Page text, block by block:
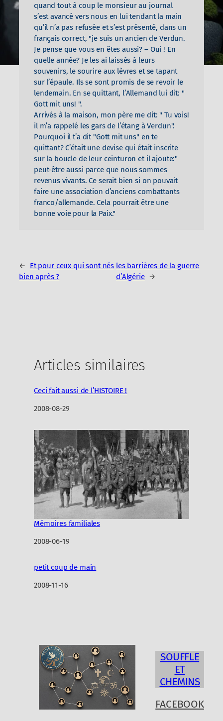
quand tout à coup le monsieur au journal
s’est avancé vers nous en lui tendant la main
qu’il n’a pas refusée et s’est présenté, dans un
français correct, "je suis un ancien de Verdun.
Je pense que vous en êtes aussi? – Oui ! En
quelle année? Je les ai laissés à leurs
souvenirs, le sourire aux lèvres et se tapant
sur l’épaule. Ils se sont promis de se revoir le
lendemain. En se quittant, l’Allemand lui dit: "
Gott mit uns! ".
Arrivés à la maison, mon père me dit: " Tu vois!
il m’a rappelé les gars de l’étang à Verdun".
Pourquoi il t’a dit "Gott mit uns" en te
quittant? C’était une devise qui était inscrite
sur la boucle de leur ceinturon et il ajoute:"
peut-être aussi parce que nous sommes
revenus vivants. Ce serait bien si on pouvait
faire une association d’anciens combattants
franco/allemande. Cela pourrait être une
bonne voie pour la Paix."
←
Et pour ceux qui sont nés
bien après ?
les barrières de la guerre
d’Algérie →
Articles similaires
Ceci fait aussi de l’HISTOIRE !
Date
2008-08-29
Mémoires familiales
Date
2008-06-19
petit coup de main
Date
2008-11-16
SOUFFLE
ET
CHEMINS
FACEBOOK